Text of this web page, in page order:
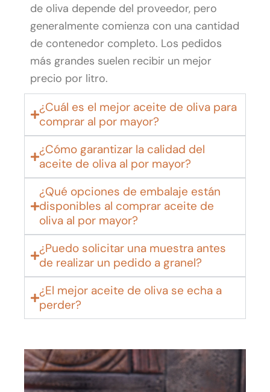
de oliva depende del proveedor, pero
generalmente comienza con una cantidad
de contenedor completo. Los pedidos
más grandes suelen recibir un mejor
precio por litro.
¿Cuál es el mejor aceite de oliva para
comprar al por mayor?
¿Cómo garantizar la calidad del
aceite de oliva al por mayor?
¿Qué opciones de embalaje están
disponibles al comprar aceite de
oliva al por mayor?
¿Puedo solicitar una muestra antes
de realizar un pedido a granel?
¿El mejor aceite de oliva se echa a
perder?